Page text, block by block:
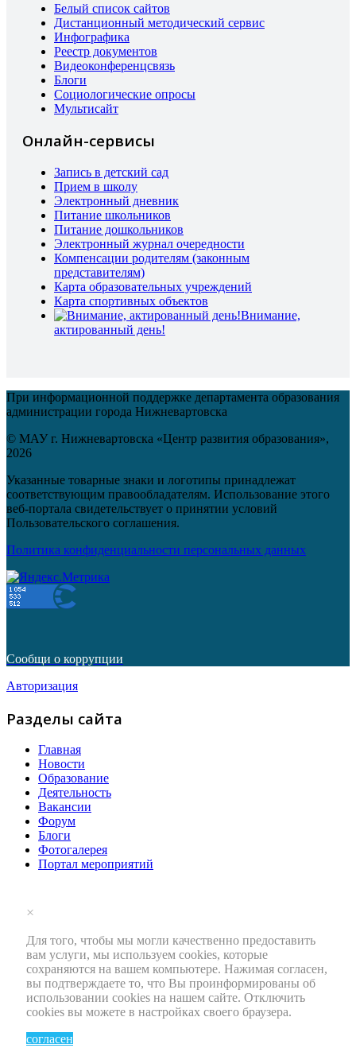
Белый список сайтов
Дистанционный методический сервис
Инфографика
Реестр документов
Видеоконференцсвязь
Блоги
Социологические опросы
Мультисайт
Онлайн-сервисы
Запись в детский сад
Прием в школу
Электронный дневник
Питание школьников
Питание дошкольников
Электронный журнал очередности
Компенсации родителям (законным
представителям)
Карта образовательных учреждений
Карта спортивных объектов
Внимание,
актированный день!
При информационной поддержке департамента образования
администрации города Нижневартовска
© МАУ г. Нижневартовска «Центр развития образования»,
2026
Указанные товарные знаки и логотипы принадлежат
соответствующим правообладателям. Использование этого
веб-портала свидетельствует о принятии условий
Пользовательского соглашения.
Политика конфиденциальности персональных данных
Сообщи о коррупции
Авторизация
Разделы сайта
Главная
Новости
Образование
Деятельность
Вакансии
Форум
Блоги
Фотогалерея
Портал мероприятий
×
Для того, чтобы мы могли качественно предоставить
вам услуги, мы используем cookies, которые
сохраняются на вашем компьютере. Нажимая согласен,
вы подтверждаете то, что Вы проинформированы об
использовании cookies на нашем сайте. Отключить
cookies вы можете в настройках своего браузера.
согласен